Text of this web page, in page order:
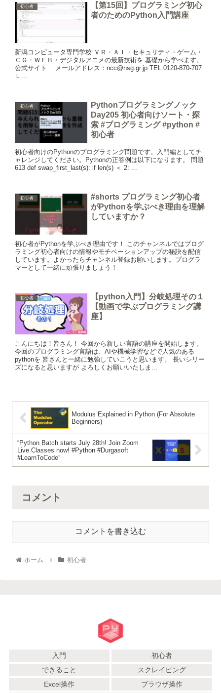
初心者
【第15回】プログラミング初心
者のためのPython入門講座
新潟コンピュータ専門学校 ＶＲ・ＡＩ・セキュリティ・ゲーム・
ＣＧ・ＷＥＢ・デジタルアニメの最新技術を 基礎から学べます。
公式サイト メールアドレス：ncc@nsg.gr.jp TEL:0120-870-707
Ｌ...
初心者
Pythonプログラミングノック
Day205 初心者向けソート・探
索 #プログラミング #python #
初心者
初心者向けのPythonのプログラミング問題です。入門編としてチ
ャレンジしてください。Pythonの正答例は以下になります。 問題
613 def swap_first_last(s): if len(s) ＜ 2: ...
初心者
#shorts プログラミング初心者
がPythonを学ぶべき理由を理解
していますか？
初心者がPythonを学ぶべき理由です！ このチャンネルではプログ
ラミング初心者向けの情報やモチベーションアップの秘訣を配信
しています。よかったらチャンネル登録お願いします。プログラ
マーとして一緒に頑張りましょう！
初心者
【python入門】分岐処理その１
【動画で学ぶプログラミング講
座】
こんにちは！皆さん！ 今回から新しい言語の講座を開始します。
今回のプログラミング言語は、AIや機械学習などで人気のある
pythonを 皆さんと一緒に勉強していこうと思います。 長いシリー
ズになると思いますが よろしくお願いいたしま...
Modulus Explained in Python (For Absolute
Beginners)
“Python Batch starts July 28th! Join Zoom
Live Classes now! #Python #Durgasoft
#LearnToCode”
コメント
コメントを書き込む
ホーム 初心者
入門
初心者
できること
スクレイピング
Excel操作
ブラウザ操作